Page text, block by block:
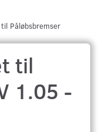
Påløbsbremser
til
1.05 -